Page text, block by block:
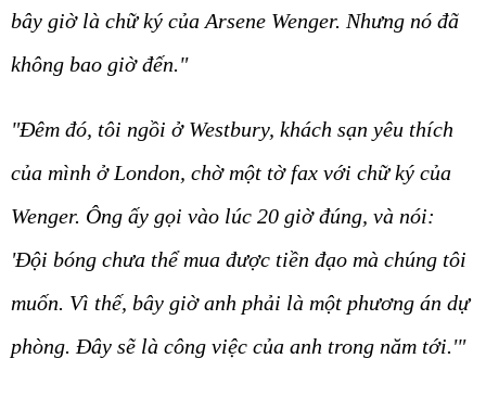
bây giờ là chữ ký của Arsene Wenger. Nhưng nó đã
không bao giờ đến."
"Đêm đó, tôi ngồi ở Westbury, khách sạn yêu thích
của mình ở London, chờ một tờ fax với chữ ký của
Wenger. Ông ấy gọi vào lúc 20 giờ đúng, và nói:
'Đội bóng chưa thể mua được tiền đạo mà chúng tôi
muốn. Vì thế, bây giờ anh phải là một phương án dự
phòng. Đây sẽ là công việc của anh trong năm tới.'"